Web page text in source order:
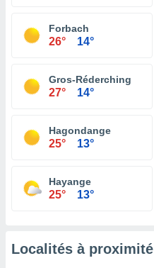
Forbach
26° 14°
Gros-Réderching
27° 14°
Hagondange
25° 13°
Hayange
25° 13°
Localités à proximité